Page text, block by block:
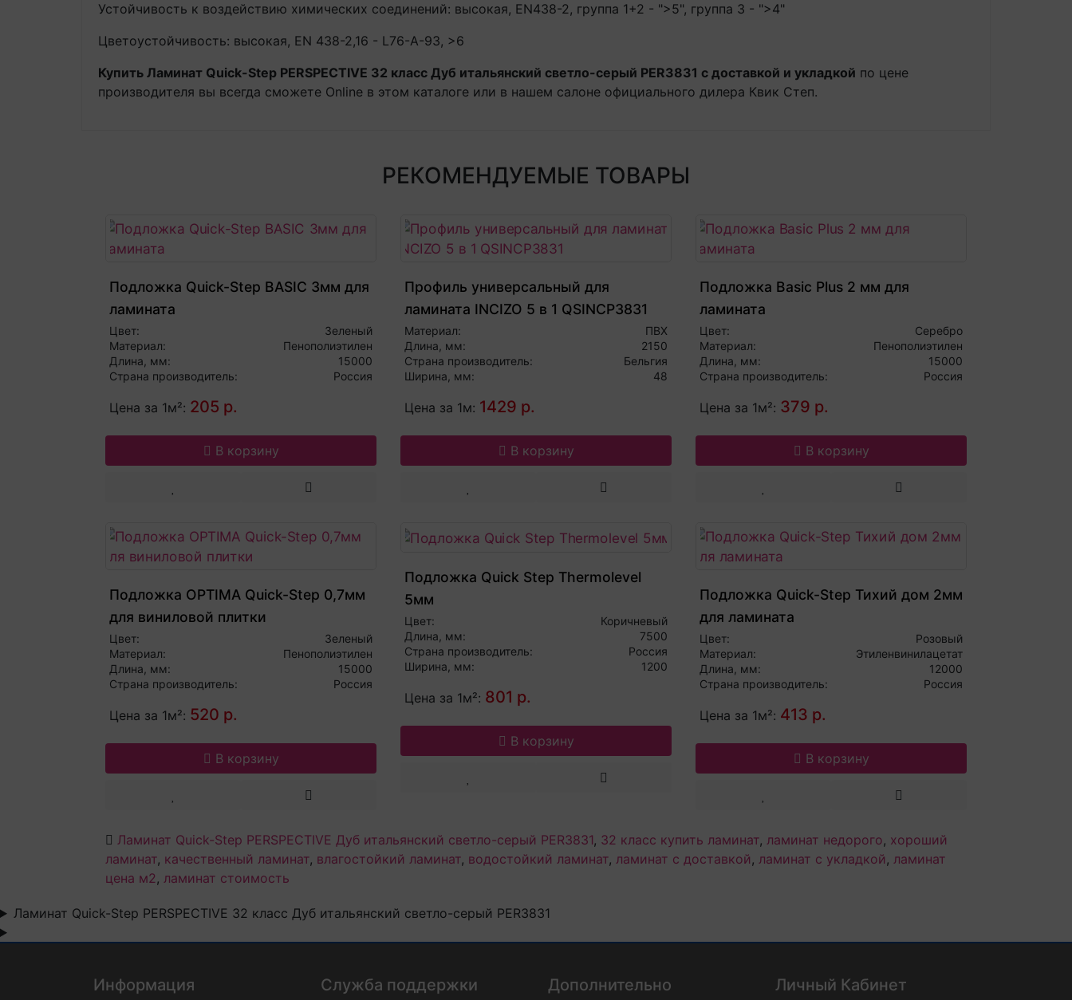
Устойчивость к воздействию химических соединений: высокая, EN438-2, группа 1+2 - ">5", группа 3 - ">4"
Цветоустойчивость: высокая, EN 438-2,16 - L76-A-93, >6
Купить Ламинат Quick-Step PERSPECTIVE 32 класс Дуб итальянский светло-серый PER3831 с доставкой и укладкой по цене
производителя вы всегда сможете Online в этом каталоге или в нашем салоне официального дилера Квик Степ.
РЕКОМЕНДУЕМЫЕ ТОВАРЫ
Подложка Quick-Step BASIC 3мм для
ламината
Цвет:
Зеленый
Материал:
Пенополиэтилен
Длина, мм:
15000
Страна производитель:
Россия
Цена за 1м²: 205 р.
В корзину
Профиль универсальный для
ламината INCIZO 5 в 1 QSINCP3831
Материал:
ПВХ
Длина, мм:
2150
Страна производитель:
Бельгия
Ширина, мм:
48
Цена за 1м: 1429 р.
В корзину
Подложка Basic Plus 2 мм для
ламината
Цвет:
Серебро
Материал:
Пенополиэтилен
Длина, мм:
15000
Страна производитель:
Россия
Цена за 1м²: 379 р.
В корзину
Подложка OPTIMA Quick-Step 0,7мм
для виниловой плитки
Цвет:
Зеленый
Материал:
Пенополиэтилен
Длина, мм:
15000
Страна производитель:
Россия
Цена за 1м²: 520 р.
В корзину
Подложка Quick Step Thermolevel
5мм
Цвет:
Коричневый
Длина, мм:
7500
Страна производитель:
Россия
Ширина, мм:
1200
Цена за 1м²: 801 р.
В корзину
Подложка Quick-Step Тихий дом 2мм
для ламината
Цвет:
Розовый
Материал:
Этиленвинилацетат
Длина, мм:
12000
Страна производитель:
Россия
Цена за 1м²: 413 р.
В корзину
Ламинат Quick-Step PERSPECTIVE Дуб итальянский светло-серый PER3831, 32 класс купить ламинат, ламинат недорого, хороший
ламинат, качественный ламинат, влагостойкий ламинат, водостойкий ламинат, ламинат с доставкой, ламинат с укладкой, ламинат
цена м2, ламинат стоимость
Ламинат Quick-Step PERSPECTIVE 32 класс Дуб итальянский светло-серый PER3831
Информация Служба поддержки Дополнительно Личный Кабинет